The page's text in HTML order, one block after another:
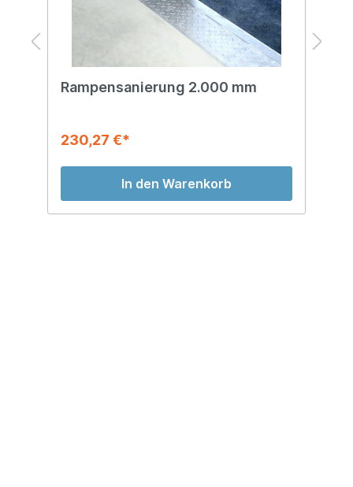
Rampensanierung 2.000 mm
230,27 €*
In den Warenkorb